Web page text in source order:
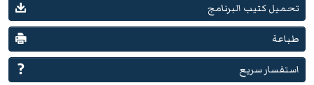
تحميل كتيب البرنامج
طباعة
استفسار سريع